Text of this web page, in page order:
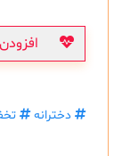
دخترانه